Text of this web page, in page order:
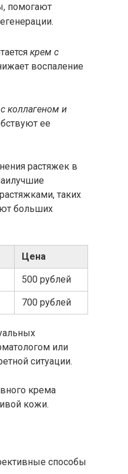
помогают
крем с
воспаление
коллагеном и
ее
растяжек в
таких
больших
Цена
500 рублей
700 рублей
или
ситуации.
крема
кожи.
способы